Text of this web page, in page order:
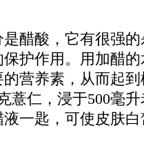
酸，它有很强的
护作用。用加醋
营养素，从而起
薏仁，浸于500毫
一匙，可使皮肤